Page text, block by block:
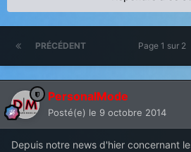
PRÉCÉDENT Page 1 sur 2
PersonalMode
Posté(e) le 9 octobre 2014
Depuis notre news d'hier concernant